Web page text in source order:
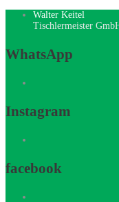
Walter Keitel
Tischlermeister
WhatsApp
Instagram
facebook